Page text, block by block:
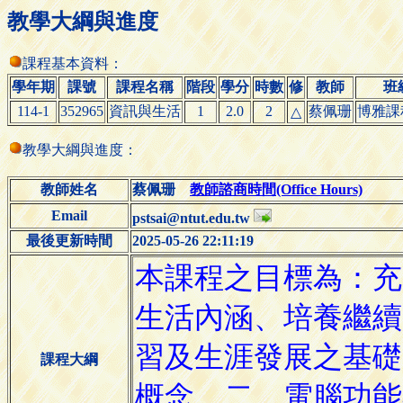
教學大綱與進度
課程基本資料：
學年期
課號 課程名稱 階段 學分 時數 修 教師
班
114-1
352965 資訊與生活 1 2.0 2 △ 蔡佩珊 博雅
教學大綱與進度：
教師姓名 蔡佩珊教師諮商時間(Office Hours)
Email
pstsai@ntut.edu.tw
最後更新時間
2025-05-26 22:11:19
課程大綱